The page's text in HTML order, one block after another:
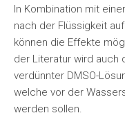
In Kombination mit
nach der Flüssigkeit
können die Effekte
der Literatur wird auch
verdünnter DMSO-
welche vor der
werden sollen.